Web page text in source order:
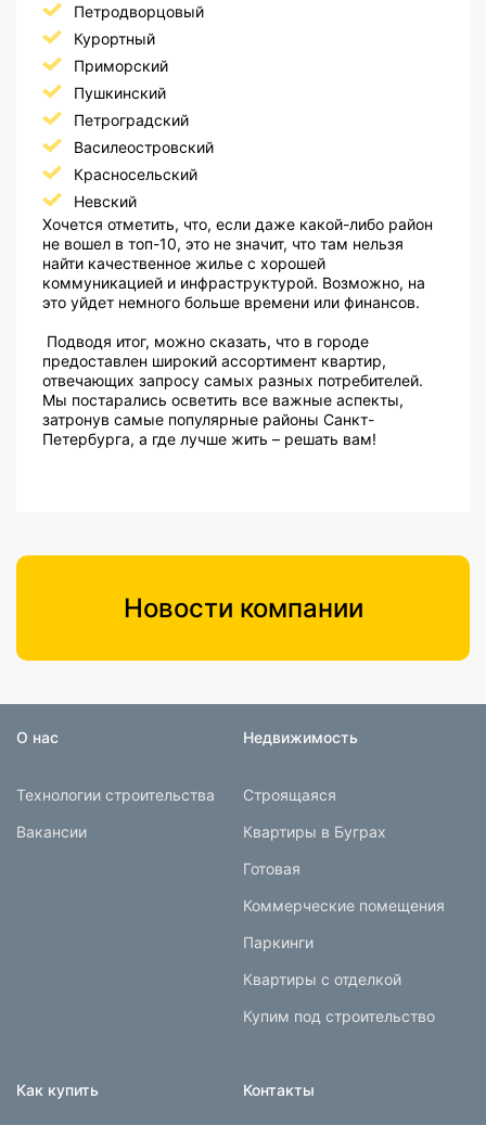
Петродворцовый
Курортный
Приморский
Пушкинский
Петроградский
Василеостровский
Красносельский
Невский
Хочется отметить, что, если даже какой-либо район
не вошел в топ-10, это не значит, что там нельзя
найти качественное жилье с хорошей
коммуникацией и инфраструктурой. Возможно, на
это уйдет немного больше времени или финансов.
Подводя итог, можно сказать, что в городе
предоставлен широкий ассортимент квартир,
отвечающих запросу самых разных потребителей.
Мы постарались осветить все важные аспекты,
затронув самые популярные районы Санкт-
Петербурга, а где лучше жить – решать вам!
Новости компании
О нас
Технологии строительства
Вакансии
Недвижимость
Строящаяся
Квартиры в Буграх
Готовая
Коммерческие помещения
Паркинги
Квартиры с отделкой
Купим под строительство
Как купить Контакты